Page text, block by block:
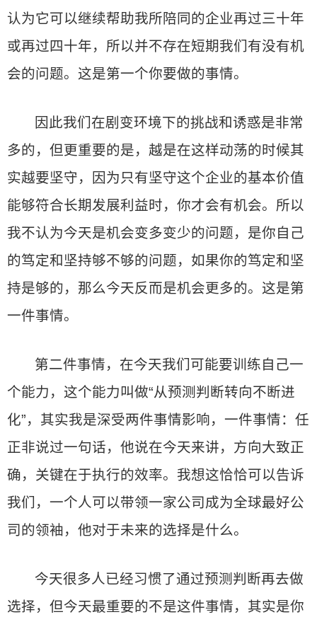
认为它可以继续帮助我所陪同的企业再过三十年
或再过四十年，所以并不存在短期我们有没有机
会的问题。这是第一个你要做的事情。
因此我们在剧变环境下的挑战和诱惑是非常
多的，但更重要的是，越是在这样动荡的时候其
实越要坚守，因为只有坚守这个企业的基本价值
能够符合长期发展利益时，你才会有机会。所以
我不认为今天是机会变多变少的问题，是你自己
的笃定和坚持够不够的问题，如果你的笃定和坚
持是够的，那么今天反而是机会更多的。这是第
一件事情。
第二件事情，在今天我们可能要训练自己一
个能力，这个能力叫做“从预测判断转向不断进
化”，其实我是深受两件事情影响，一件事情：任
正非说过一句话，他说在今天来讲，方向大致正
确，关键在于执行的效率。我想这恰恰可以告诉
我们，一个人可以带领一家公司成为全球最好公
司的领袖，他对于未来的选择是什么。
今天很多人已经习惯了通过预测判断再去做
选择，但今天最重要的不是这件事情，其实是你